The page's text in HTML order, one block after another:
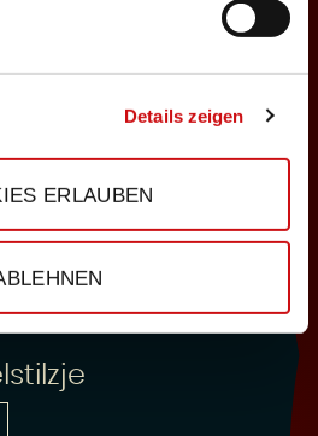
Details zeigen
ERLAUBEN